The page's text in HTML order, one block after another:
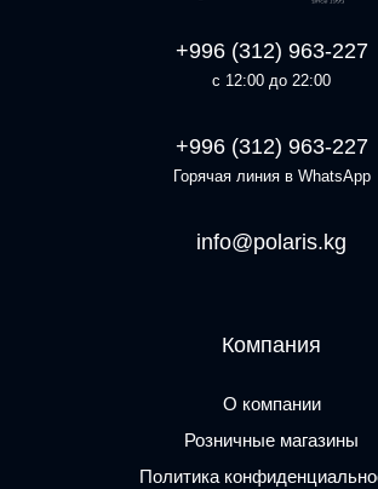
+996 (312) 963-227
с 12:00 до 22:00
+996 (312) 963-227
Горячая линия в WhatsApp
info@polaris.kg
Компания
О компании
Розничные магазины
Политика